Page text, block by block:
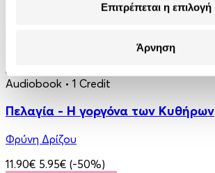
Επιτρέπεται η επιλογή
Άρνηση
Audiobook • 1 Credit
Πελαγία - Η γοργόνα των Κυθήρων
Φρύνη Δρίζου
11.90€ 5.95€ (-50%)